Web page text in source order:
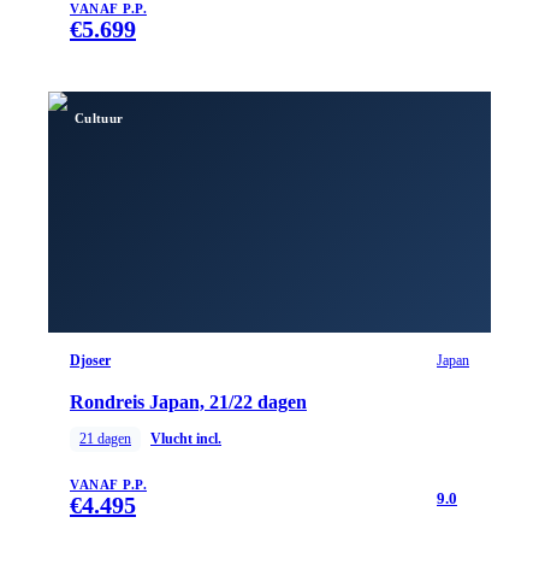
VANAF P.P.
€5.699
Cultuur
Djoser Japan
Rondreis Japan, 21/22 dagen
21 dagen Vlucht incl.
VANAF P.P.
€4.495 9.0